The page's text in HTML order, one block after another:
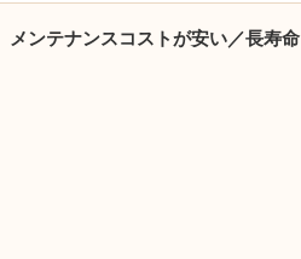
ンテナンスコストが安い／長寿命